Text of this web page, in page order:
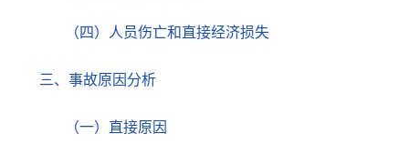
（四）人员伤亡和直接经济损失
三、事故原因分析
（一） 直接原因